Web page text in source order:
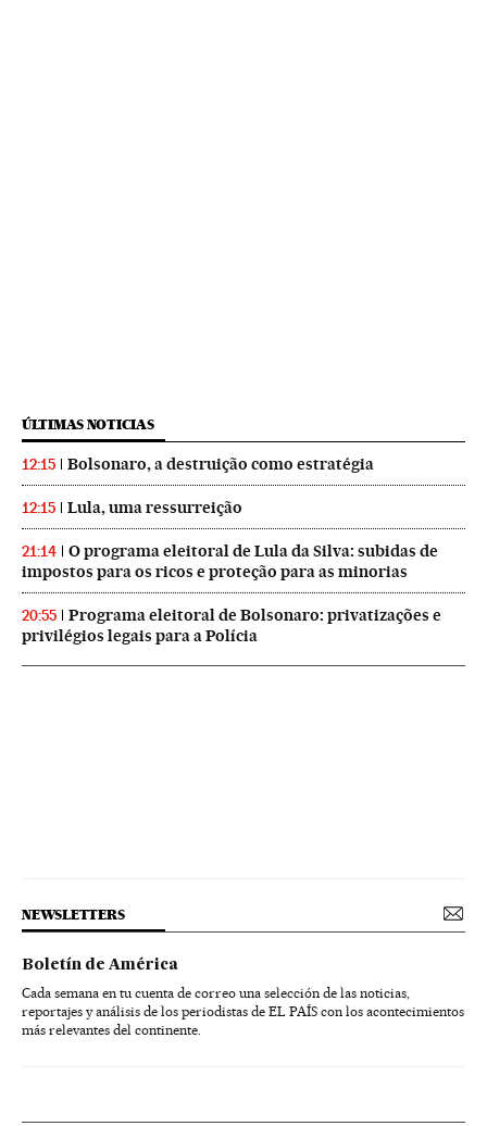
ÚLTIMAS NOTICIAS
12:15 Bolsonaro, a destruição como estratégia
12:15 Lula, uma ressurreição
21:14
O programa eleitoral de Lula da Silva: subidas de
impostos para os ricos e proteção para as minorias
20:55
Programa eleitoral de Bolsonaro: privatizações e
privilégios legais para a Polícia
NEWSLETTERS
Boletín de América
Cada semana en tu cuenta de correo una selección de las noticias,
reportajes y análisis de los periodistas de EL PAÍS con los acontecimientos
más relevantes del continente.